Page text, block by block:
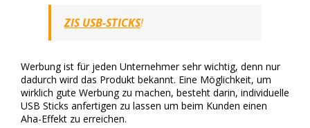
ZIS USB-STICKS!
Werbung ist für jeden Unternehmer sehr wichtig, denn nur
dadurch wird das Produkt bekannt. Eine Möglichkeit, um
wirklich gute Werbung zu machen, besteht darin, individuelle
USB Sticks anfertigen zu lassen um beim Kunden einen
Aha-Effekt zu erreichen.